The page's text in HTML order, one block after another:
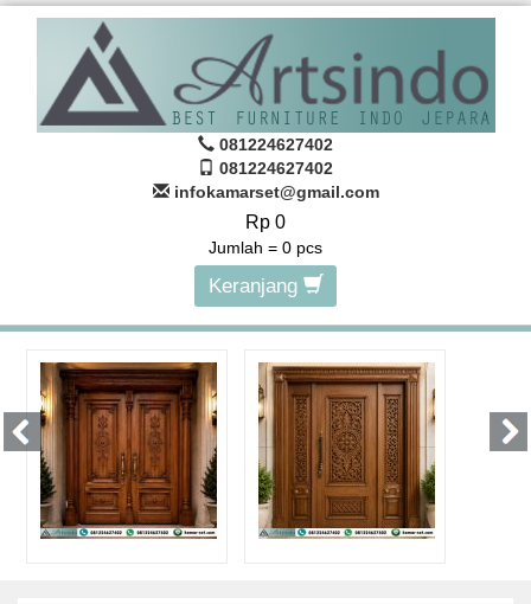
081224627402
081224627402
infokamarset@gmail.com
Rp 0
Jumlah = 0 pcs
Keranjang